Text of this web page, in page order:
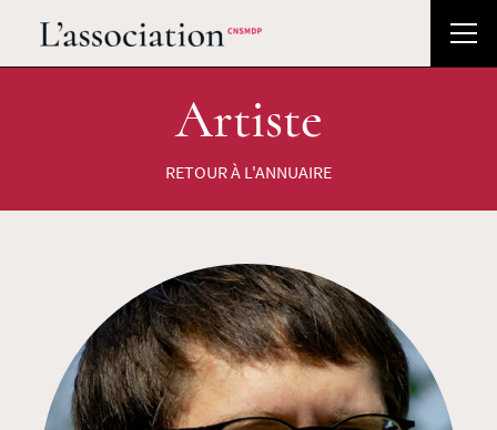
Artiste
RETOUR À L'ANNUAIRE